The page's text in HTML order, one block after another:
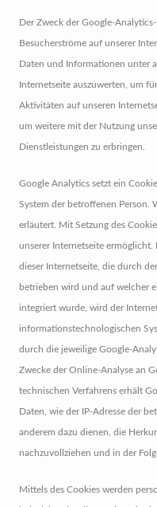
Der Zweck der Google-
Besucherströme auf unserer
Daten und Informationen unter
Internetseite auszuwerten, um
Aktivitäten auf unseren
um weitere mit der Nutzung
Dienstleistungen zu erbringen.
Google Analytics setzt ein
System der betroffenen Person.
erläutert. Mit Setzung des
unserer Internetseite
dieser Internetseite, die durch
betrieben wird und auf welcher
integriert wurde, wird der
informationstechnologischen
durch die jeweilige Google-
Zwecke der Online-Analyse an
technischen Verfahrens erhält
Daten, wie der IP-Adresse der
anderem dazu dienen, die
nachzuvollziehen und in der
Mittels des Cookies werden